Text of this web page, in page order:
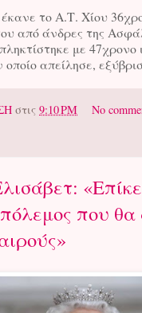
το Α.Τ. Χίου
από άνδρες της
με 47χρονο
απείλησε,
στις 9:10 PM No
που θα